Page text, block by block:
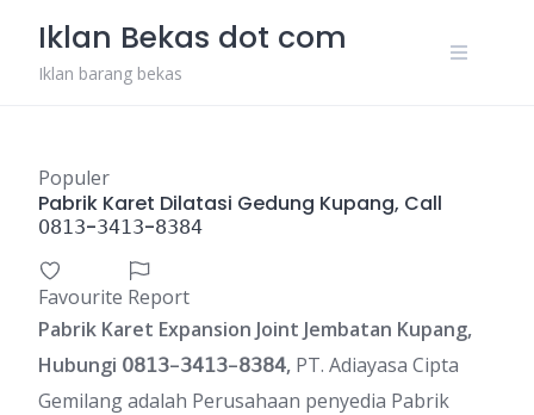
content
Iklan Bekas dot com
Iklan barang bekas
Populer
Pabrik Karet Dilatasi Gedung Kupang, Call
𝟢𝟪𝟣𝟥-𝟥𝟦𝟣𝟥-𝟪𝟥𝟪𝟦
Favourite Report
Pabrik Karet Expansion Joint Jembatan Kupang,
Hubungi 𝟢𝟪𝟣𝟥–𝟥𝟦𝟣𝟥–𝟪𝟥𝟪𝟦, PT. Adiayasa Cipta
Gemilang adalah Perusahaan penyedia Pabrik